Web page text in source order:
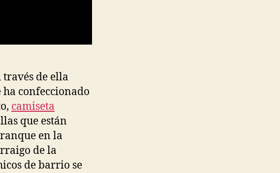
través de ella
ha confeccionado
camiseta
que están
en la
de la
de barrio se